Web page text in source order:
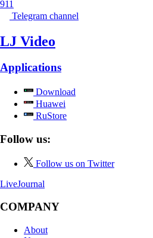
911
Telegram channel
LJ Video
Applications
Download
Huawei
RuStore
Follow us:
Follow us on Twitter
LiveJournal
COMPANY
About